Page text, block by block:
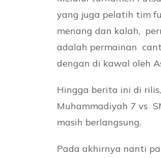
yang juga pelatih tim
menang dan kalah,
adalah permainan
dengan di kawal oleh
Hingga berita ini di
Muhammadiyah 7 vs
masih berlangsung.
Pada akhirnya nanti